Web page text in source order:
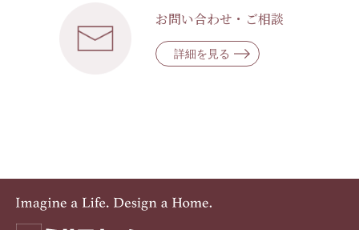
お問い合わせ・ご相談
詳細を見る